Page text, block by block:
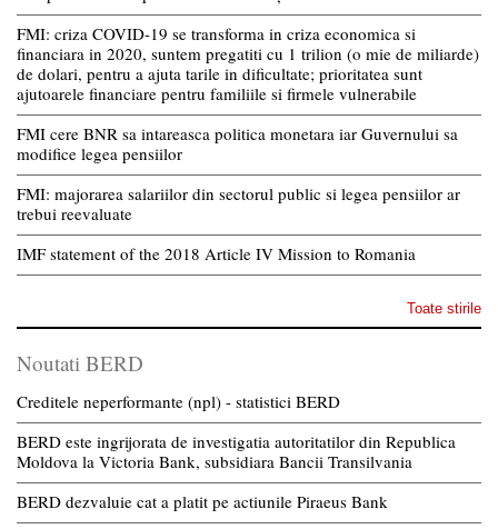
FMI: criza COVID-19 se transforma in criza economica si
financiara in 2020, suntem pregatiti cu 1 trilion (o mie de miliarde)
de dolari, pentru a ajuta tarile in dificultate; prioritatea sunt
ajutoarele financiare pentru familiile si firmele vulnerabile
FMI cere BNR sa intareasca politica monetara iar Guvernului sa
modifice legea pensiilor
FMI: majorarea salariilor din sectorul public si legea pensiilor ar
trebui reevaluate
IMF statement of the 2018 Article IV Mission to Romania
Toate stirile
Noutati BERD
Creditele neperformante (npl) - statistici BERD
BERD este ingrijorata de investigatia autoritatilor din Republica
Moldova la Victoria Bank, subsidiara Bancii Transilvania
BERD dezvaluie cat a platit pe actiunile Piraeus Bank